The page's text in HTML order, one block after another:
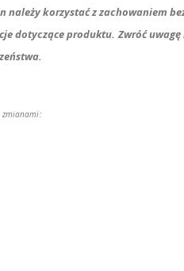
korzystać z zachowaniem
dotyczące produktu. Zwróć
zmianami: